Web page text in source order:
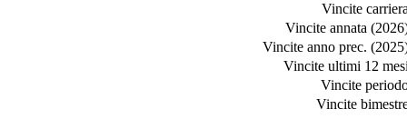
Vincite
Vincite annata
Vincite anno prec.
Vincite ultimi 12
Vincite
Vincite